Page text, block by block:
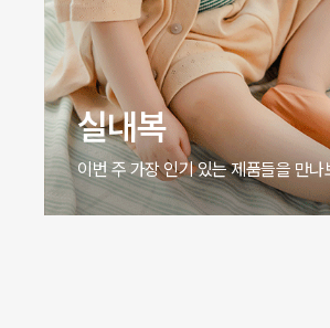
원피스
이번 주 가장 인기 있는 제품들을 만나